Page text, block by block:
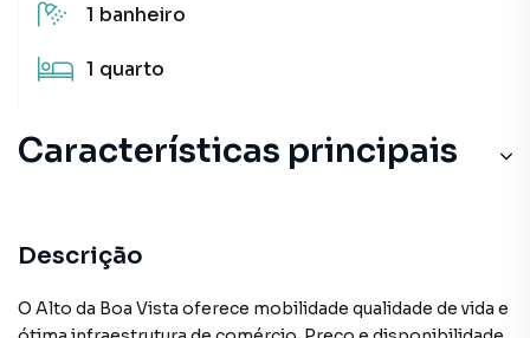
1 banheiro
1 quarto
Características principais
Descrição
O Alto da Boa Vista oferece mobilidade qualidade de vida e